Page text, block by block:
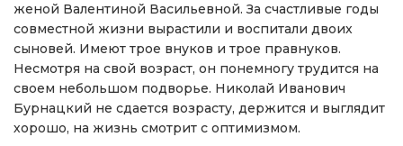
женой Валентиной Васильевной. За счастливые годы
совместной жизни вырастили и воспитали двоих
сыновей. Имеют трое внуков и трое правнуков.
Несмотря на свой возраст, он понемногу трудится на
своем небольшом подворье. Николай Иванович
Бурнацкий не сдается возрасту, держится и выглядит
хорошо, на жизнь смотрит с оптимизмом.